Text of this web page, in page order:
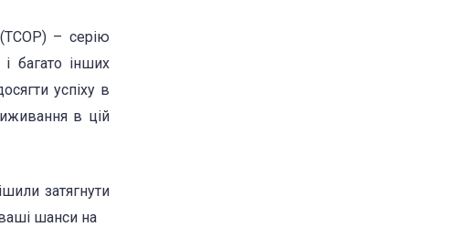
– серію
багато інших
успіху в
в цій
затягнути
шанси на